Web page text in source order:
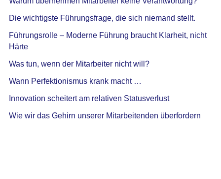
Die wichtigste Führungsfrage, die sich niemand stellt.
Führungsrolle – Moderne Führung braucht Klarheit, nicht
Härte
Was tun, wenn der Mitarbeiter nicht will?
Wann Perfektionismus krank macht …
Innovation scheitert am relativen Statusverlust
Wie wir das Gehirn unserer Mitarbeitenden überfordern